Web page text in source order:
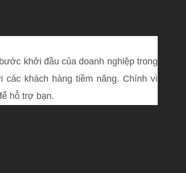
khởi đầu của doanh nghiệp trong
khách hàng tiềm năng. Chính vì
hỗ trợ bạn.